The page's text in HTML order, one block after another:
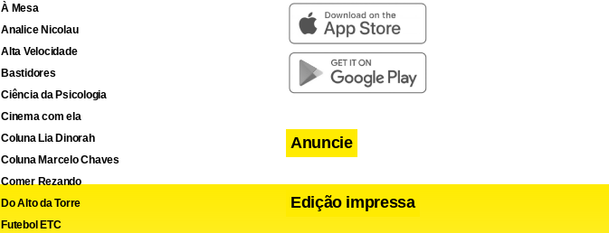
À Mesa
Analice Nicolau
Alta Velocidade
Bastidores
Ciência da Psicologia
Cinema com ela
Coluna Lia Dinorah
Coluna Marcelo Chaves
Comer Rezando
Do Alto da Torre
Futebol ETC
Anuncie
Edição impressa